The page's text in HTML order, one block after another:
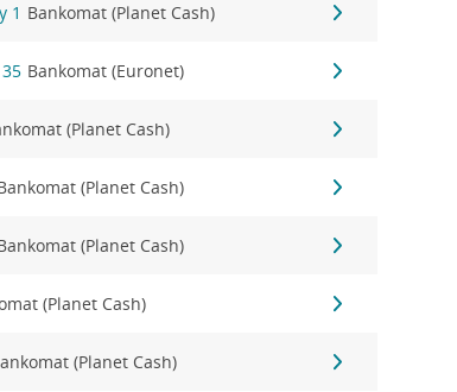
1 Bankomat (Planet Cash)
Bankomat (Euronet)
(Planet Cash)
(Planet Cash)
(Planet Cash)
(Planet Cash)
(Planet Cash)